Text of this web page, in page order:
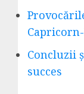
Concluzii
succes